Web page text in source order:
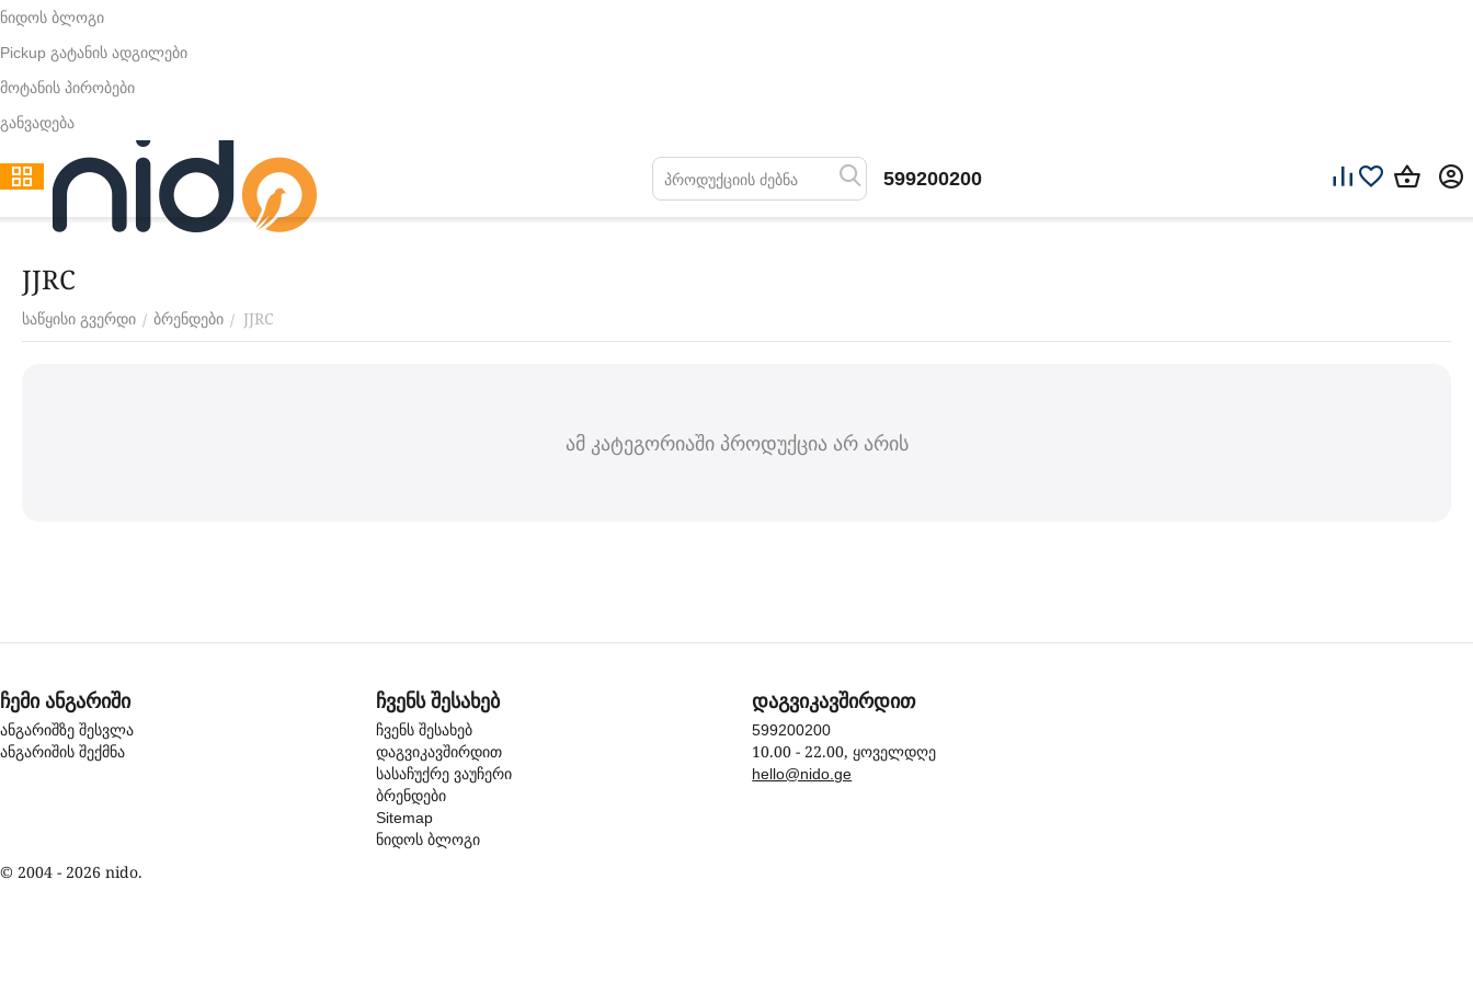
ნიდოს ბლოგი
Pickup გატანის ადგილები
მოტანის პირობები
განვადება
599200200
JJRC
საწყისი გვერდი / ბრენდები / JJRC
ამ კატეგორიაში პროდუქცია არ არის
ჩემი ანგარიში
ანგარიშზე შესვლა
ანგარიშის შექმნა
ჩვენს შესახებ
ჩვენს შესახებ
დაგვიკავშირდით
სასაჩუქრე ვაუჩერი
ბრენდები
Sitemap
ნიდოს ბლოგი
დაგვიკავშირდით
599200200
10.00 - 22.00, ყოველდღე
hello@nido.ge
© 2004 - 2026 nido.